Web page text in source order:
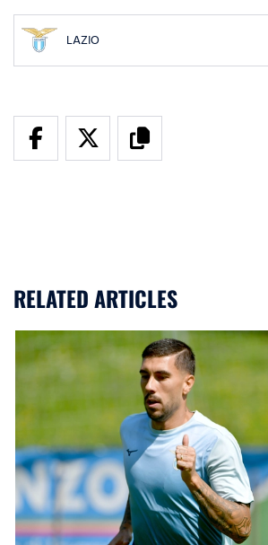
LAZIO
RELATED ARTICLES